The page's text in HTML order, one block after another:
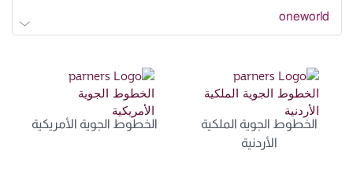
oneworld
الخطوط الجوية الملكية
الأردنية
الخطوط الجوية الأمريكية